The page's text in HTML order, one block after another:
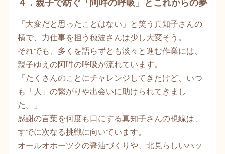
４．親子で紡ぐ「阿吽の呼吸」とこれからの夢
「大変だと思ったことはない」と笑う真知子さんの
横で、力仕事を担う穂波さんは少し大変そう。
それでも、多くを語らずとも淡々と進む作業には、
親子ゆえの阿吽の呼吸が流れています。
「たくさんのことにチャレンジしてきたけど、いつ
も「人」の繋がりや出会いに助けられてきまし
た。」
感謝の言葉を何度も口にする真知子さんの視線は、
すでに次なる挑戦に向いています。
オールオホーツクの醤油づくりや、北見らしいハッ